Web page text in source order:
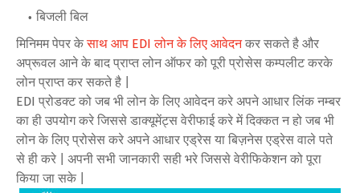
बिजली बिल
मिनिमम पेपर केसाथ आप EDI लोन के लिए आवेदनकर सकते है और
अप्रूवल आने के बाद प्राप्त लोन ऑफर को पूरी प्रोसेस कम्पलीट करके
लोन प्राप्त कर सकते है |
EDI प्रोडक्ट को जब भी लोन के लिए आवेदन करे अपने आधार लिंक नम्बर
का ही उपयोग करे जिससे डाक्यूमेंट्स वेरीफाई करे में दिक्कत न हो जब भी
लोन के लिए प्रोसेस करे अपने आधार एड्रेस या बिज़नेस एड्रेस वाले पते
से ही करे | अपनी सभी जानकारी सही भरे जिससे वेरीफिकेशन को पूरा
किया जा सके |